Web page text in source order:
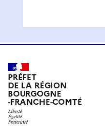
PRÉFET
DE LA RÉGION
BOURGOGNE
-FRANCHE-COMTÉ